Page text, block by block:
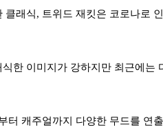
래식, 트위드 재킷은 코로나로
한 이미지가 강하지만 최근에는
터 캐주얼까지 다양한 무드를 연